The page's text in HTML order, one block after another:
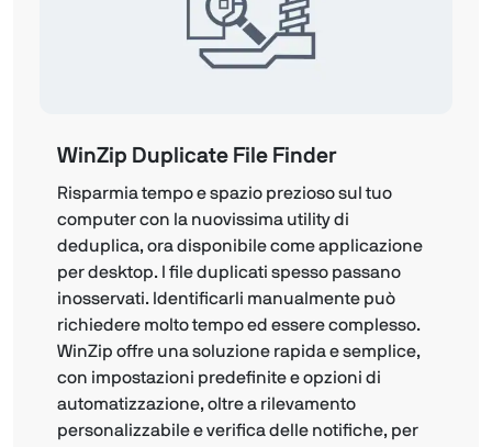
WinZip Duplicate File Finder
Risparmia tempo e spazio prezioso sul tuo
computer con la nuovissima utility di
deduplica, ora disponibile come applicazione
per desktop. I file duplicati spesso passano
inosservati. Identificarli manualmente può
richiedere molto tempo ed essere complesso.
WinZip offre una soluzione rapida e semplice,
con impostazioni predefinite e opzioni di
automatizzazione, oltre a rilevamento
personalizzabile e verifica delle notifiche, per